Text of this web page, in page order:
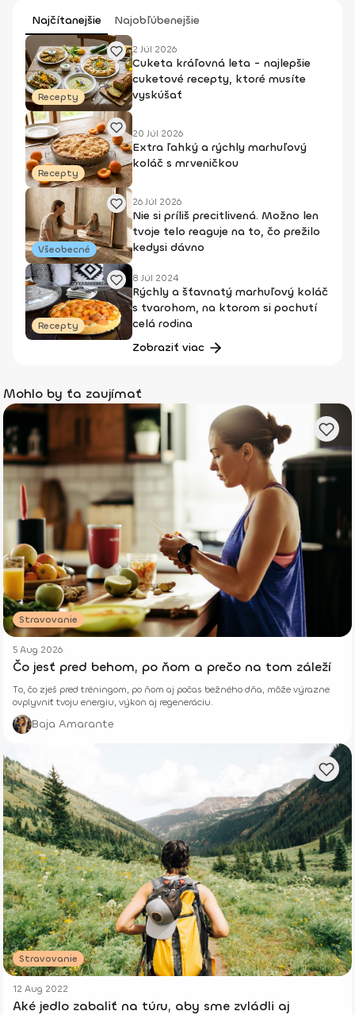
Najčítanejšie Najobľúbenejšie
Recepty
2 Júl 2026
Cuketa kráľovná leta - najlepšie
cuketové recepty, ktoré musíte
vyskúšať
Recepty
20 Júl 2026
Extra ľahký a rýchly marhuľový
koláč s mrveničkou
Všeobecné
26 Júl 2026
Nie si príliš precitlivená. Možno len
tvoje telo reaguje na to, čo prežilo
kedysi dávno
Recepty
8 Júl 2024
Rýchly a šťavnatý marhuľový koláč
s tvarohom, na ktorom si pochutí
celá rodina
Zobraziť viac
Mohlo by ťa zaujímať
Stravovanie
5 Aug 2026
Čo jesť pred behom, po ňom a prečo na tom záleží
To, čo zješ pred tréningom, po ňom aj počas bežného dňa, môže výrazne
ovplyvniť tvoju energiu, výkon aj regeneráciu.
Baja Amarante
Stravovanie
12 Aug 2022
Aké jedlo zabaliť na túru, aby sme zvládli aj